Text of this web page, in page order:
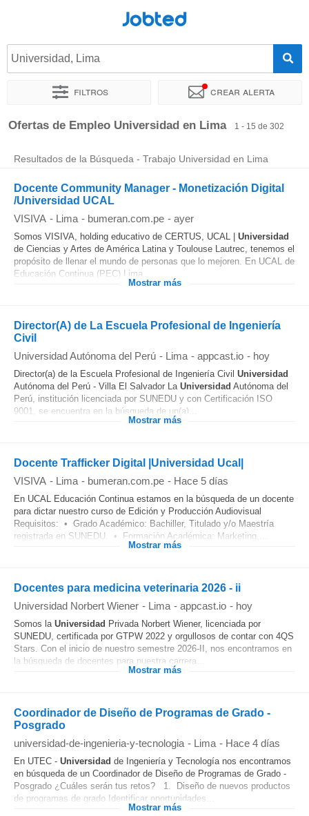
Jobted
Universidad, Lima
Filtros Crear alerta
Ordenar por Ubicación exacta Empresa Horas de trabajo
Ofertas de Empleo Universidad en Lima 1 - 15 de 302
Resultados de la Búsqueda - Trabajo Universidad en Lima
Docente Community Manager - Monetización Digital
/Universidad UCAL
VISIVA - Lima - bumeran.com.pe - ayer
Somos VISIVA, holding educativo de CERTUS, UCAL | Universidad
de Ciencias y Artes de América Latina y Toulouse Lautrec, tenemos el
propósito de llenar el mundo de personas que lo mejoren. En UCAL de
Educación Continua (PEC) Lima...
Mostrar más
Director(A) de La Escuela Profesional de Ingeniería
Civil
Universidad Autónoma del Perú - Lima - appcast.io - hoy
Director(a) de la Escuela Profesional de Ingeniería Civil Universidad
Autónoma del Perú - Villa El Salvador La Universidad Autónoma del
Perú, institución licenciada por SUNEDU y con Certificación ISO
9001, se encuentra en la búsqueda de un(a)...
Mostrar más
Docente Trafficker Digital |Universidad Ucal|
VISIVA - Lima - bumeran.com.pe - Hace 5 días
En UCAL Educación Continua estamos en la búsqueda de un docente
para dictar nuestro curso de Edición y Producción Audiovisual
Requisitos: • Grado Académico: Bachiller, Titulado y/o Maestría
registrada en SUNEDU. • Formación Académica: Marketing,...
Mostrar más
Docentes para medicina veterinaria 2026 - ii
Universidad Norbert Wiener - Lima - appcast.io - hoy
Somos la Universidad Privada Norbert Wiener, licenciada por
SUNEDU, certificada por GTPW 2022 y orgullosos de contar con 4QS
Stars. Con el inicio de nuestro semestre 2026-II, nos encontramos en
la búsqueda de docentes para nuestra carrera...
Mostrar más
Coordinador de Diseño de Programas de Grado -
Posgrado
universidad-de-ingenieria-y-tecnologia - Lima - Hace 4 días
En UTEC - Universidad de Ingeniería y Tecnología nos encontramos
en búsqueda de un Coordinador de Diseño de Programas de Grado -
Posgrado ¿Cuáles serán tus retos? 1. Diseño de nuevos productos
de programas de grado Identificar oportunidades...
Mostrar más